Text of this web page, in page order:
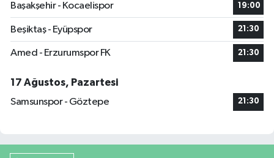
Başakşehir - Kocaelispor
19:00
Beşiktaş - Eyüpspor 21:30
Amed - Erzurumspor FK 21:30
17 Ağustos, Pazartesi
Samsunspor - Göztepe
21:30